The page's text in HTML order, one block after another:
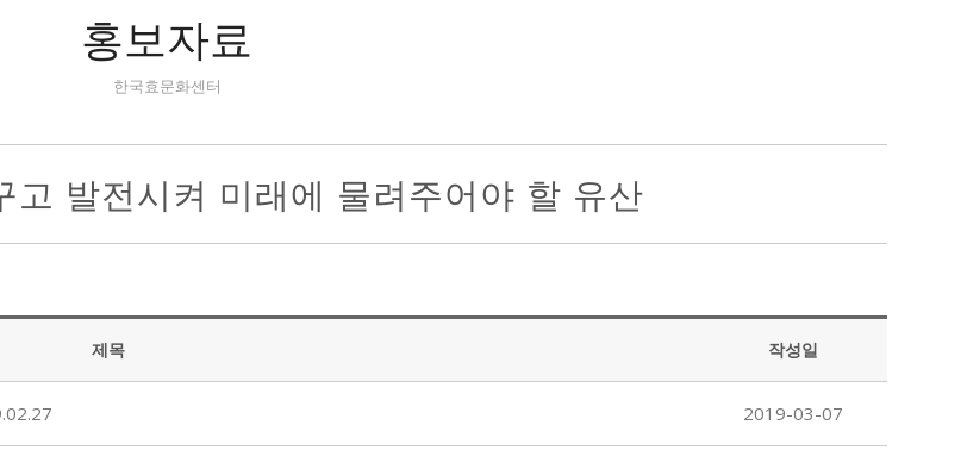
홍보자료
한국효문화센터
고 발전시켜 미래에 물려주어야 할 유산
제목 작성일
2019-03-07